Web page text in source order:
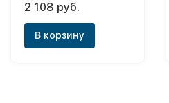
2 108 руб.
В корзину